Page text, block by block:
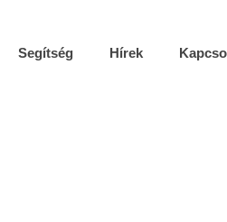
Segítség Hírek